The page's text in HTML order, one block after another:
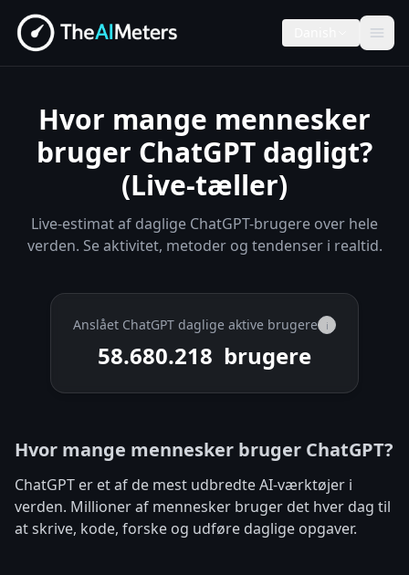
Hvor mange mennesker
bruger ChatGPT dagligt?
(Live-tæller)
Live-estimat af daglige ChatGPT-brugere over hele
verden. Se aktivitet, metoder og tendenser i realtid.
Anslået ChatGPT daglige aktive brugere i
58.680.218 brugere
Hvor mange mennesker bruger ChatGPT?
ChatGPT er et af de mest udbredte AI-værktøjer i
verden. Millioner af mennesker bruger det hver dag til
at skrive, kode, forske og udføre daglige opgaver.